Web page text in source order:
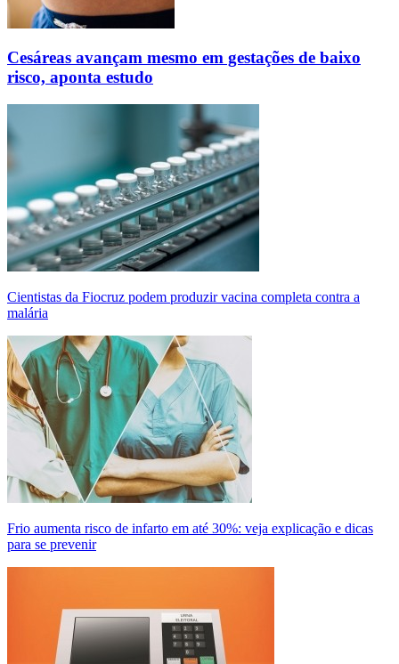
Cesáreas avançam mesmo em gestações de baixo
risco, aponta estudo
Cientistas da Fiocruz podem produzir vacina completa contra a
malária
Frio aumenta risco de infarto em até 30%: veja explicação e dicas
para se prevenir